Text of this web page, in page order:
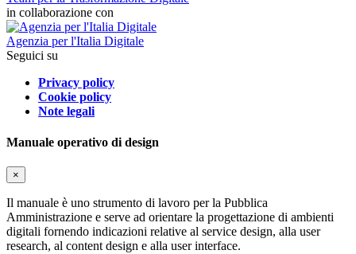
in collaborazione con
Agenzia per l'Italia Digitale
Seguici su
Privacy policy
Cookie policy
Note legali
Manuale operativo di design
×
Il manuale è uno strumento di lavoro per la Pubblica
Amministrazione e serve ad orientare la progettazione di ambienti
digitali fornendo indicazioni relative al service design, alla user
research, al content design e alla user interface.